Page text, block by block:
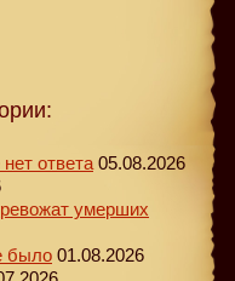
ответа 05.08.2026
умерших
было 01.08.2026